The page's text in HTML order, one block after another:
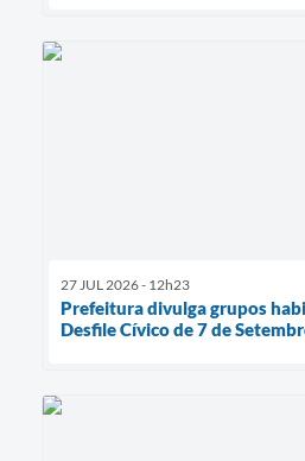
27 JUL 2026 - 12h23
Prefeitura divulga grupos
Desfile Cívico de 7 de